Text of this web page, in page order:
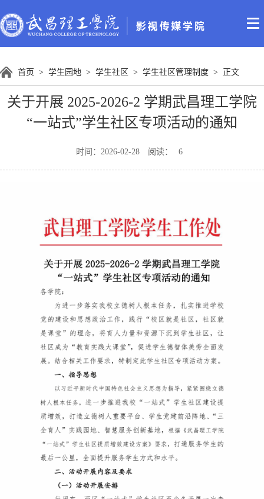
首页 > 学生园地 > 学生社区 > 学生社区管理制度 > 正文
关于开展 2025-2026-2 学期武昌理工学院
“一站式”学生社区专项活动的通知
时间：2026-02-28 阅读： 6